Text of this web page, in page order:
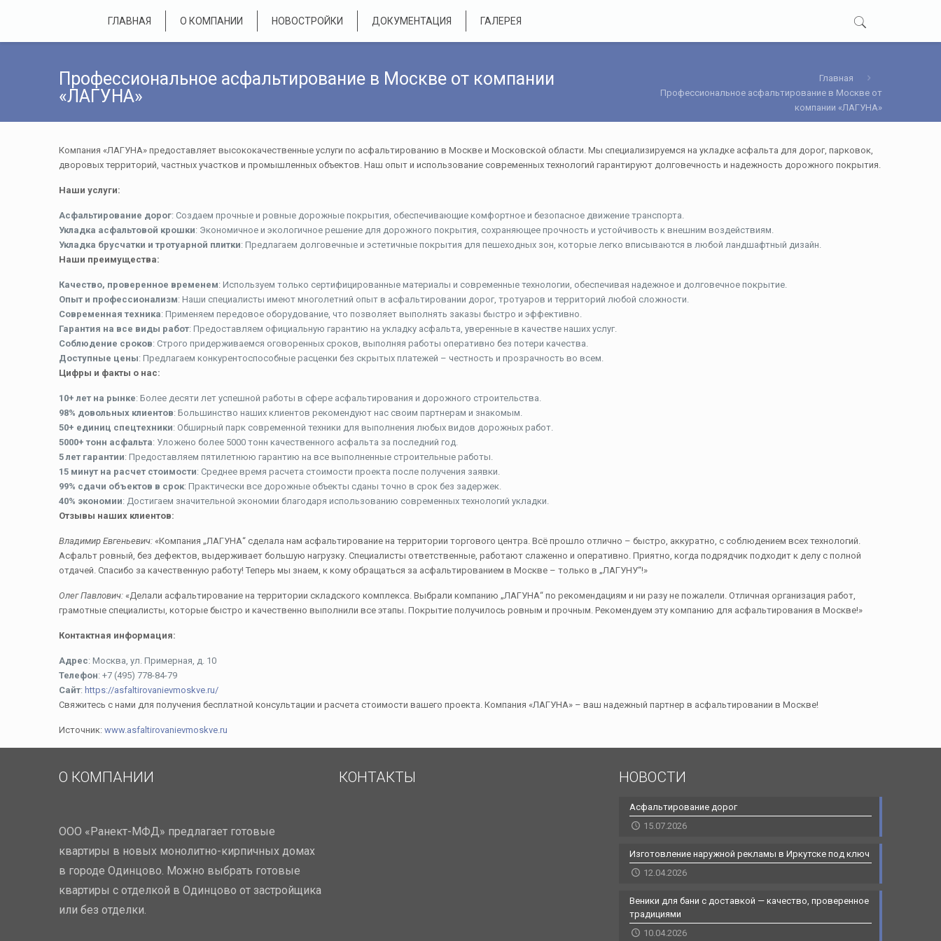
ГЛАВНАЯ О КОМПАНИИ НОВОСТРОЙКИ ДОКУМЕНТАЦИЯ ГАЛЕРЕЯ
Профессиональное асфальтирование в Москве от компании
«ЛАГУНА»
Главная
Профессиональное асфальтирование в Москве от
компании «ЛАГУНА»
Компания «ЛАГУНА» предоставляет высококачественные услуги по асфальтированию в Москве и Московской области. Мы специализируемся на укладке асфальта для дорог, парковок,
дворовых территорий, частных участков и промышленных объектов. Наш опыт и использование современных технологий гарантируют долговечность и надежность дорожного покрытия.
Наши услуги:
Асфальтирование дорог: Создаем прочные и ровные дорожные покрытия, обеспечивающие комфортное и безопасное движение транспорта.
Укладка асфальтовой крошки: Экономичное и экологичное решение для дорожного покрытия, сохраняющее прочность и устойчивость к внешним воздействиям.
Укладка брусчатки и тротуарной плитки: Предлагаем долговечные и эстетичные покрытия для пешеходных зон, которые легко вписываются в любой ландшафтный дизайн.
Наши преимущества:
Качество, проверенное временем: Используем только сертифицированные материалы и современные технологии, обеспечивая надежное и долговечное покрытие.
Опыт и профессионализм: Наши специалисты имеют многолетний опыт в асфальтировании дорог, тротуаров и территорий любой сложности.
Современная техника: Применяем передовое оборудование, что позволяет выполнять заказы быстро и эффективно.
Гарантия на все виды работ: Предоставляем официальную гарантию на укладку асфальта, уверенные в качестве наших услуг.
Соблюдение сроков: Строго придерживаемся оговоренных сроков, выполняя работы оперативно без потери качества.
Доступные цены: Предлагаем конкурентоспособные расценки без скрытых платежей – честность и прозрачность во всем.
Цифры и факты о нас:
10+ лет на рынке: Более десяти лет успешной работы в сфере асфальтирования и дорожного строительства.
98% довольных клиентов: Большинство наших клиентов рекомендуют нас своим партнерам и знакомым.
50+ единиц спецтехники: Обширный парк современной техники для выполнения любых видов дорожных работ.
5000+ тонн асфальта: Уложено более 5000 тонн качественного асфальта за последний год.
5 лет гарантии: Предоставляем пятилетнюю гарантию на все выполненные строительные работы.
15 минут на расчет стоимости: Среднее время расчета стоимости проекта после получения заявки.
99% сдачи объектов в срок: Практически все дорожные объекты сданы точно в срок без задержек.
40% экономии: Достигаем значительной экономии благодаря использованию современных технологий укладки.
Отзывы наших клиентов:
Владимир Евгеньевич: «Компания „ЛАГУНА“ сделала нам асфальтирование на территории торгового центра. Всё прошло отлично – быстро, аккуратно, с соблюдением всех технологий.
Асфальт ровный, без дефектов, выдерживает большую нагрузку. Специалисты ответственные, работают слаженно и оперативно. Приятно, когда подрядчик подходит к делу с полной
отдачей. Спасибо за качественную работу! Теперь мы знаем, к кому обращаться за асфальтированием в Москве – только в „ЛАГУНУ“!»
Олег Павлович: «Делали асфальтирование на территории складского комплекса. Выбрали компанию „ЛАГУНА“ по рекомендациям и ни разу не пожалели. Отличная организация работ,
грамотные специалисты, которые быстро и качественно выполнили все этапы. Покрытие получилось ровным и прочным. Рекомендуем эту компанию для асфальтирования в Москве!»
Контактная информация:
Адрес: Москва, ул. Примерная, д. 10
Телефон: +7 (495) 778-84-79
Сайт: https://asfaltirovanievmoskve.ru/
Свяжитесь с нами для получения бесплатной консультации и расчета стоимости вашего проекта. Компания «ЛАГУНА» – ваш надежный партнер в асфальтировании в Москве!
Источник: www.asfaltirovanievmoskve.ru
О КОМПАНИИ
ООО «Ранект-МФД» предлагает готовые
квартиры в новых монолитно-кирпичных домах
в городе Одинцово. Можно выбрать готовые
квартиры с отделкой в Одинцово от застройщика
или без отделки.
КОНТАКТЫ НОВОСТИ
Асфальтирование дорог
15.07.2026
Изготовление наружной рекламы в Иркутске под ключ
12.04.2026
Веники для бани с доставкой — качество, проверенное
традициями
10.04.2026